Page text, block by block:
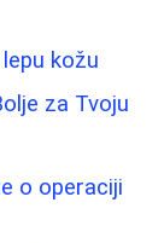
kožu
za Tvoju
o operaciji